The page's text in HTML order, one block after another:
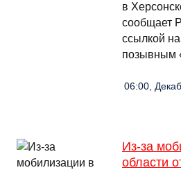
в
сообщает
ссылкой
позывным
06:00,
Из-за
области